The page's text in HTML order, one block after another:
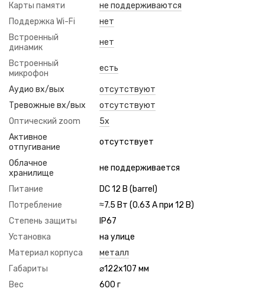
Карты памяти
не поддерживаются
Поддержка Wi-Fi
нет
Встроенный
динамик
нет
Встроенный
микрофон
есть
Аудио вх/вых
отсутствуют
Тревожные вх/вых
отсутствуют
Оптический zoom
5x
Активное
отпугивание
отсутствует
Облачное
хранилище
не поддерживается
Питание
DC 12 В (barrel)
Потребление
≈7.5 Вт (0.63 А при 12 В)
Степень защиты
IP67
Установка
на улице
Материал корпуса
металл
Габариты
⌀122х107 мм
Вес
600 г